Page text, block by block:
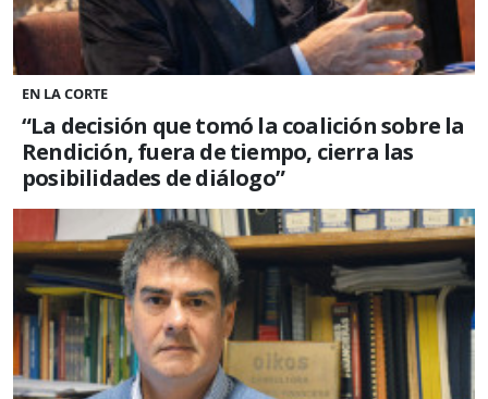
EN LA CORTE
“La decisión que tomó la coalición sobre la
Rendición, fuera de tiempo, cierra las
posibilidades de diálogo”